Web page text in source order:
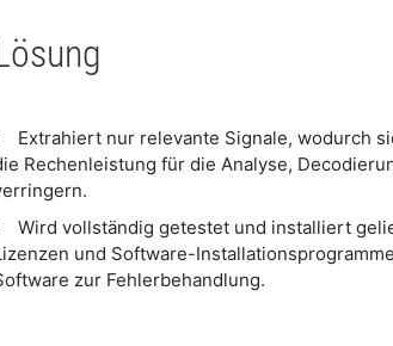
Extrahiert nur relevante Signale, wodurch
Rechenleistung für die Analyse,
Wird vollständig getestet und installiert
und Software-
zur Fehlerbehandlung.